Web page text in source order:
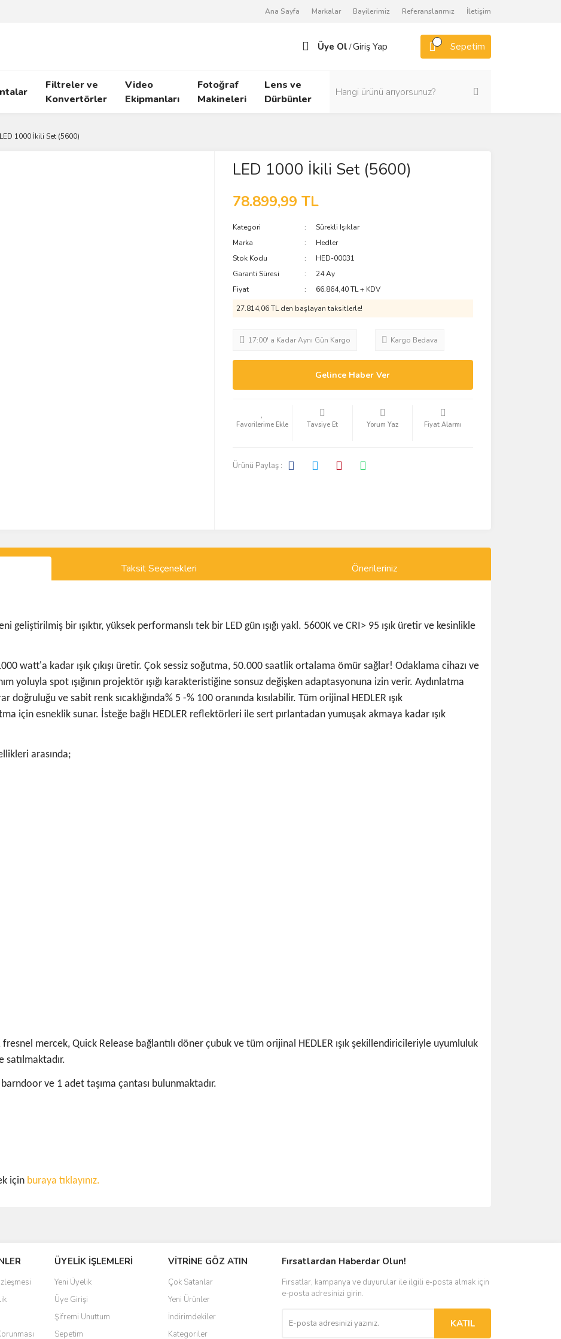
Ana Sayfa Markalar Bayilerimiz Referanslarımız İletişim
Üye Ol /Giriş Yap Sepetim
Filtreler ve
Konvertörler
Video
Ekipmanları
Fotoğraf
Makineleri
Lens ve
Dürbünler
LED 1000 İkili Set (5600)
LED 1000 İkili Set (5600)
78.899,99 TL
Kategori
Sürekli Işıklar
Marka
Hedler
Stok Kodu
HED-00031
Garanti Süresi
24 Ay
Fiyat
66.864,40 TL + KDV
27.814,06 TL den başlayan taksitlerle!
17:00' a Kadar Aynı Gün Kargo Kargo Bedava
Gelince Haber Ver
Tavsiye Et Yorum Yaz Fiyat Alarmı
Ürünü Paylaş :
Taksit Seçenekleri Önerileriniz
geliştirilmiş bir ışıktır, yüksek performanslı tek bir LED gün ışığı yakl. 5600K ve CRI> 95 ışık üretir ve kesinlikle
watt'a kadar ışık çıkışı üretir. Çok sessiz soğutma, 50.000 saatlik ortalama ömür sağlar! Odaklama cihazı ve
yoluyla spot ışığının projektör ışığı karakteristiğine sonsuz değişken adaptasyonuna izin verir. Aydınlatma
doğruluğu ve sabit renk sıcaklığında% 5 -% 100 oranında kısılabilir. Tüm orijinal HEDLER ışık
için esneklik sunar. İsteğe bağlı HEDLER reflektörleri ile sert pırlantadan yumuşak akmaya kadar ışık
arasında;
mercek, Quick Release bağlantılı döner çubuk ve tüm orijinal HEDLER ışık şekillendiricileriyle uyumluluk
ve 1 adet taşıma çantası bulunmaktadır.
için buraya tıklayınız.
ÜYELİK İŞLEMLERİ
Yeni Üyelik
Üye Girişi
Şifremi Unuttum
Sepetim
VİTRİNE GÖZ ATIN
Çok Satanlar
Yeni Ürünler
İndirimdekiler
Kategoriler
Fırsatlardan Haberdar Olun!
Fırsatlar, kampanya ve duyurular ile ilgili e-posta almak için
e-posta adresinizi girin.
KATIL